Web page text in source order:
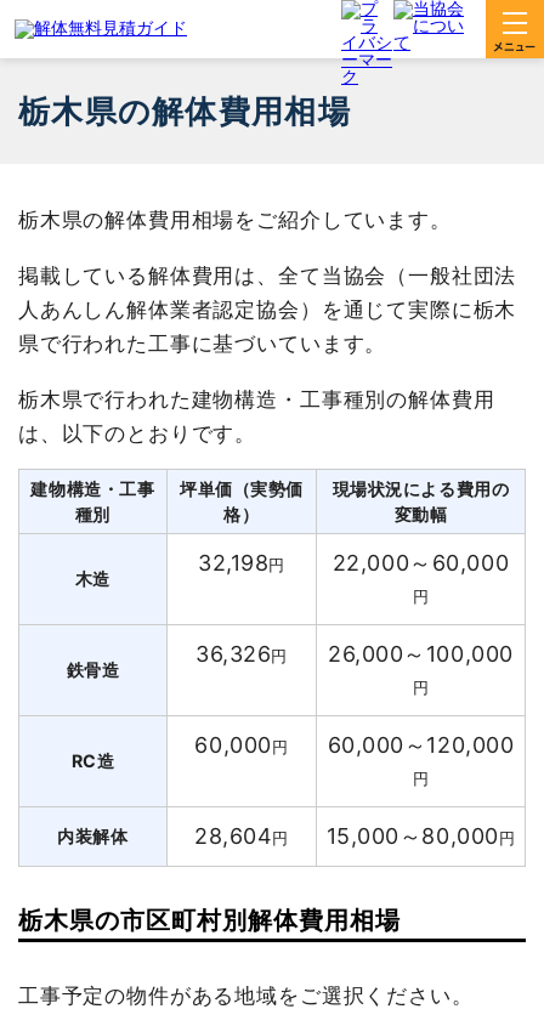
栃木県の解体費用相場
栃木県の解体費用相場をご紹介しています。
掲載している解体費用は、全て当協会（一般社団法
人あんしん解体業者認定協会）を通じて実際に栃木
県で行われた工事に基づいています。
栃木県で行われた建物構造・工事種別の解体費用
は、以下のとおりです。
建物構造・工事
種別
坪単価（実勢価
格）
現場状況による費用の
変動幅
木造
32,198円 22,000～60,000
円
鉄骨造
36,326円 26,000～100,000
円
RC造
60,000円 60,000～120,000
円
内装解体 28,604円 15,000～80,000円
栃木県の市区町村別解体費用相場
工事予定の物件がある地域をご選択ください。